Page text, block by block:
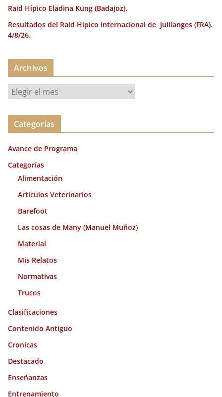
Raid Hípico Eladina Kung (Badajoz).
Resultados del Raid Hípico Internacional de Jullianges (FRA).
4/8/26.
Archivos
c
v
o
Categorías
Avance de Programa
Categorías
Alimentación
Artículos Veterinarios
Barefoot
Las cosas de Many (Manuel Muñoz)
Material
Mis Relatos
Normativas
Trucos
Clasificaciones
Contenido Antiguo
Cronicas
Destacado
Enseñanzas
Entrenamiento